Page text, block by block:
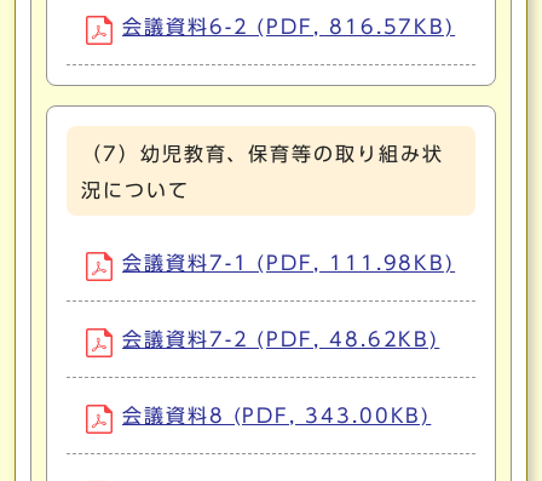
会議資料6-2 (PDF, 816.57KB)
（7）幼児教育、保育等の取り組み状
況について
会議資料7-1 (PDF, 111.98KB)
会議資料7-2 (PDF, 48.62KB)
会議資料8 (PDF, 343.00KB)